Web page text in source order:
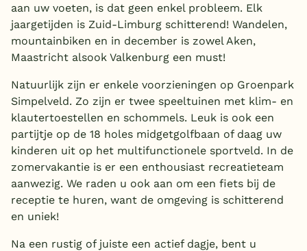
aan uw voeten, is dat geen enkel probleem. Elk
jaargetijden is Zuid-Limburg schitterend! Wandelen,
mountainbiken en in december is zowel Aken,
Maastricht alsook Valkenburg een must!
Natuurlijk zijn er enkele voorzieningen op Groenpark
Simpelveld. Zo zijn er twee speeltuinen met klim- en
klautertoestellen en schommels. Leuk is ook een
partijtje op de 18 holes midgetgolfbaan of daag uw
kinderen uit op het multifunctionele sportveld. In de
zomervakantie is er een enthousiast recreatieteam
aanwezig. We raden u ook aan om een fiets bij de
receptie te huren, want de omgeving is schitterend
en uniek!
Na een rustig of juiste een actief dagje, bent u